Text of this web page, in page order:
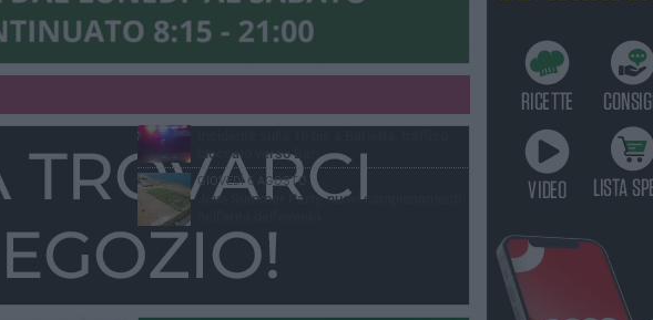
sopralluogo nell'area dell'evento
Beni confiscati alla mafia. Nasce il servizio
VENERDÌ 7 AGOSTO
bloccato verso Bari
GIOVEDÌ 6 AGOSTO
Jova Summer Party, nuovi campionamenti